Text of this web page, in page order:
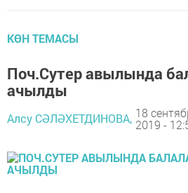
КӨН ТЕМАСЫ
Поч.Сутер авылында
ачылды
Алсу СӘЛӘХЕТДИНОВА, 18
2019 -